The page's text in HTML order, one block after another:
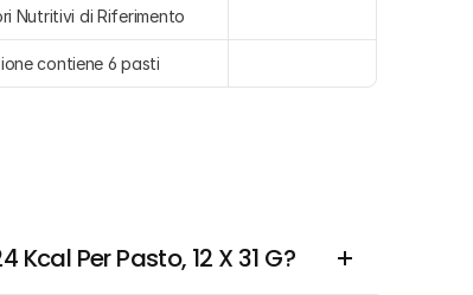
Nutritivi di Riferimento
contiene 6 pasti
Per Pasto, 12 X 31 G?